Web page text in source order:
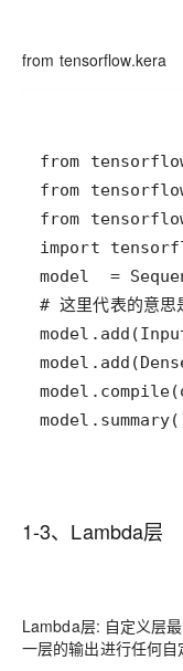
from tensorflow.kera
1-3、Lambda层
Lambda层: 自定义层
一层的输出进行任何